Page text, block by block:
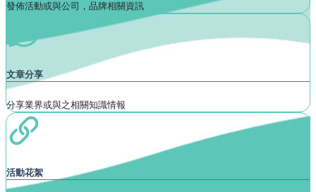
發佈活動或與公司，品牌相關資訊
文章分享
分享業界或與之相關知識情報
活動花絮